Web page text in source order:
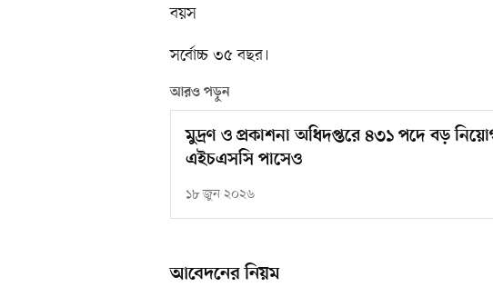
বয়স
সর্বোচ্চ ৩৫ বছর।
আরও পড়ুন
মুদ্রণ ও প্রকাশনা অধিদপ্তরে ৪৩১ পদে বড়
এইচএসসি পাসেও
১৮ জুন ২০২৬
আবেদনের নিয়ম